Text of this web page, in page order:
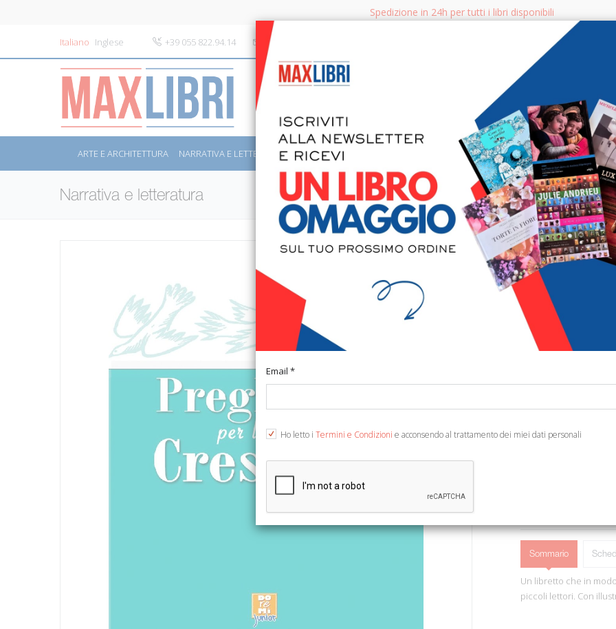
Spedizione in 24h per tutti i libri disponibili
Italiano Inglese +39 055 822.94.14 info@maxlibri.it
CERCA
ARTE E ARCHITETTURA NARRATIVA E LETTERATURA SAGGISTICA LIBRI PER BAMBINI E RAGAZZI MANUALI - GUIDE - CORSI
Narrativa e letteratura
Preghiere
€ 5,00
Ean13:
Sommario
Un libretto che in
piccoli lettori. Con
Email *
Ho letto i Termini e Condizioni e acconsendo al trattamento dei miei dati personali